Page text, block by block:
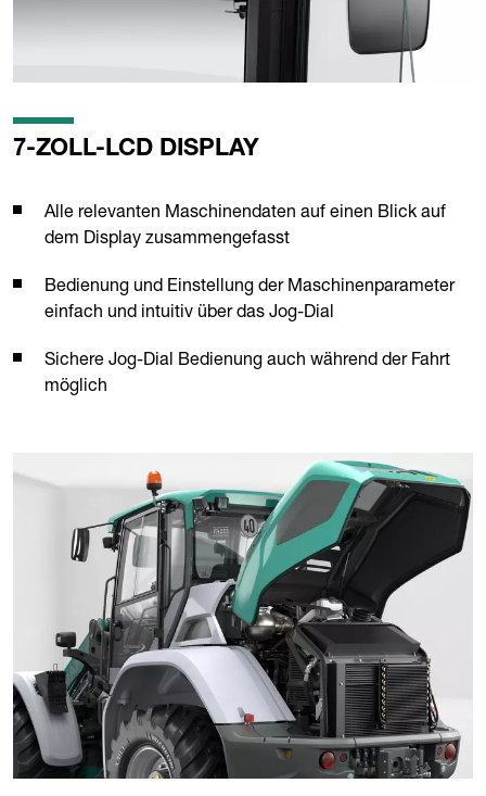
7-ZOLL-LCD DISPLAY
Alle relevanten Maschinendaten auf einen Blick auf
dem Display zusammengefasst
Bedienung und Einstellung der Maschinenparameter
einfach und intuitiv über das Jog-Dial
Sichere Jog-Dial Bedienung auch während der Fahrt
möglich